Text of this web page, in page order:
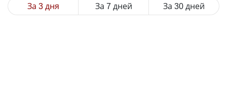
За 3 дня За 7 дней За 30 дней